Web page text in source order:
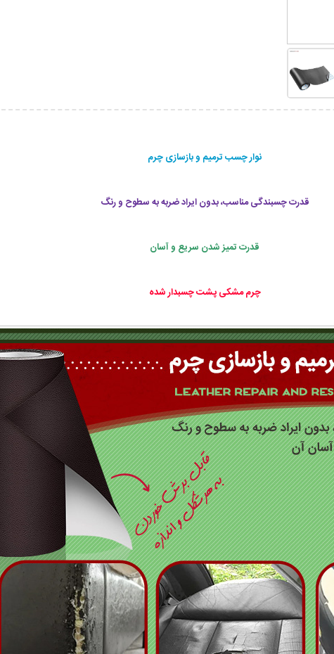
نوار چسب ترمیم و بازسازی چرم
قدرت چسبندگی مناسب، بدون ایراد ضربه به سطوح و رنگ
قدرت تمیز شدن سریع و آسان
چرم مشکی پشت چسبدار شده